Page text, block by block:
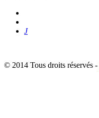
J
© 2014 Tous droits réservés -